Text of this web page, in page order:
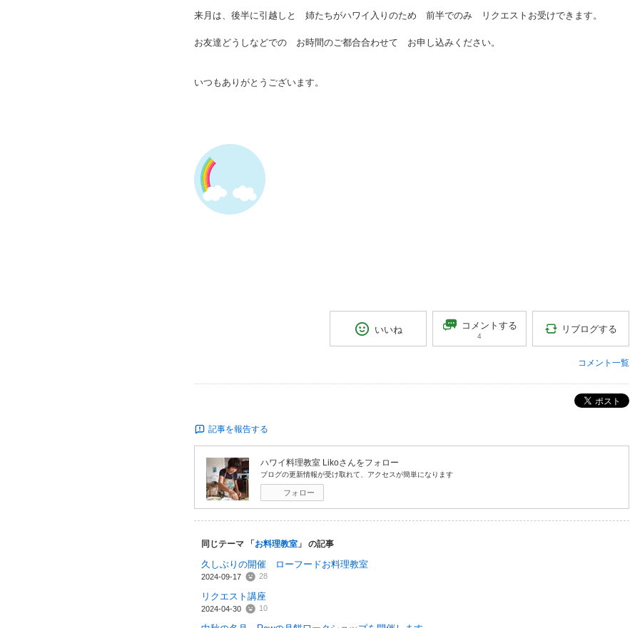
来月は、後半に引越しと 姉たちがハワイ入りのため 前半でのみ リクエストお受けできます。
お友達どうしなどでの お時間のご都合合わせて お申し込みください。
いつもありがとうございます。
いいね コメントする
4
リブログする
コメント一覧
ポスト
記事を報告する
ハワイ料理教室 Likoさんをフォロー
ブログの更新情報が受け取れて、アクセスが簡単になります
フォロー
同じテーマ 「 お料理教室 」 の記事
久しぶりの開催 ローフードお料理教室
2024-09-17 28
リクエスト講座
2024-04-30 10